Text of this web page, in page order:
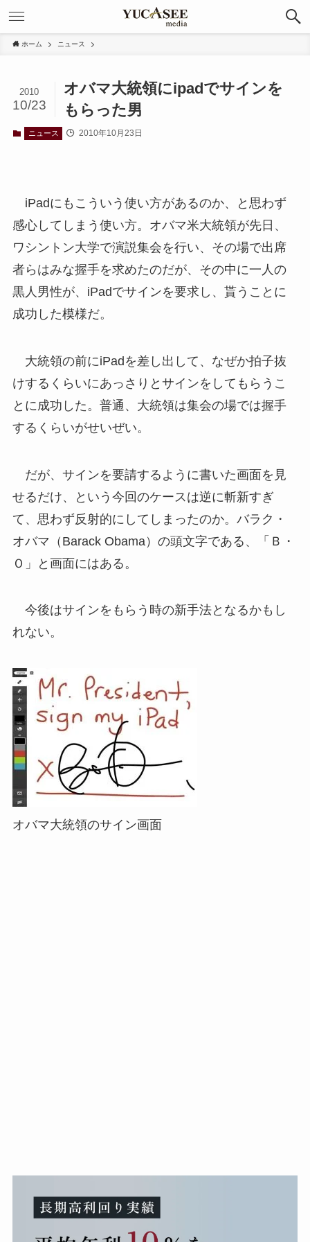
ホーム ニュース
オバマ大統領にipadでサインを
もらった男
2010
10/23
ニュース 2010年10月23日
iPadにもこういう使い方があるのか、と思わず
感心してしまう使い方。オバマ米大統領が先日、
ワシントン大学で演説集会を行い、その場で出席
者らはみな握手を求めたのだが、その中に一人の
黒人男性が、iPadでサインを要求し、貰うことに
成功した模様だ。
大統領の前にiPadを差し出して、なぜか拍子抜
けするくらいにあっさりとサインをしてもらうこ
とに成功した。普通、大統領は集会の場では握手
するくらいがせいぜい。
だが、サインを要請するように書いた画面を見
せるだけ、という今回のケースは逆に斬新すぎ
て、思わず反射的にしてしまったのか。バラク・
オバマ（Barack Obama）の頭文字である、「Ｂ・
Ｏ」と画面にはある。
今後はサインをもらう時の新手法となるかもし
れない。
オバマ大統領のサイン画面